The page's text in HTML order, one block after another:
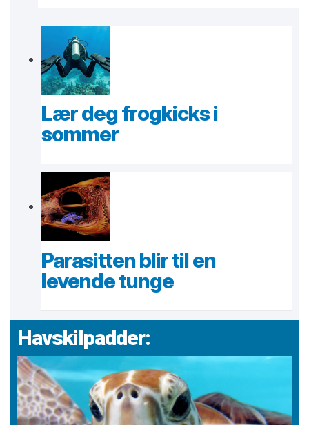
Lær deg frogkicks i
sommer
Parasitten blir til en
levende tunge
Havskilpadder: